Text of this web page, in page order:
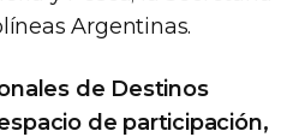
Argentinas.
de Destinos
de participación,